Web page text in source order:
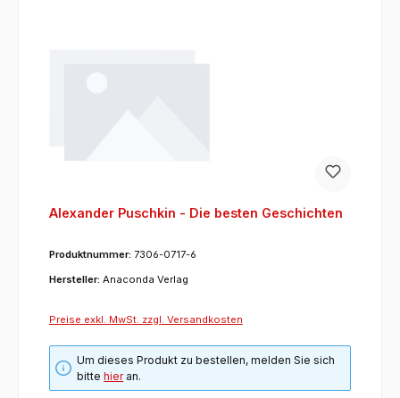
Alexander Puschkin - Die besten Geschichten
Produktnummer: 7306-0717-6
Hersteller: Anaconda Verlag
Preise exkl. MwSt. zzgl. Versandkosten
Um dieses Produkt zu bestellen, melden Sie sich
bittehieran.